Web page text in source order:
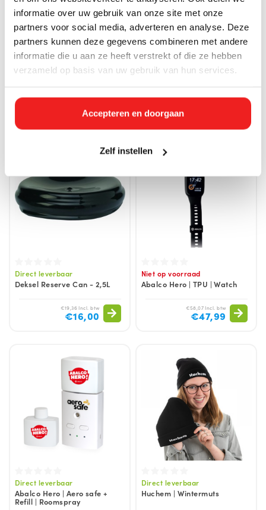
informatie over uw gebruik van onze site met onze
partners voor social media, adverteren en analyse. Deze
partners kunnen deze gegevens combineren met andere
informatie die u aan ze heeft verstrekt of die ze hebben
verzameld op basis van uw gebruik van hun services.
Accepteren en doorgaan
Zelf instellen
Niet op voorraad
Abalco Hero | Estelle x
Huchem | Goud pakket
€39,99 Incl. btw
€33,05
Direct leverbaar
Emmer voor werkwagen-geel
€9,68 Incl. btw
Direct leverbaar
Deksel Reserve Can - 2,5L
€19,36 Incl. btw
€16,00
Niet op voorraad
Abalco Hero | TPU | Watch
€58,07 Incl. btw
€47,99
Direct leverbaar
Abalco Hero | Aero safe +
Refill | Roomspray
Direct leverbaar
Huchem | Wintermuts